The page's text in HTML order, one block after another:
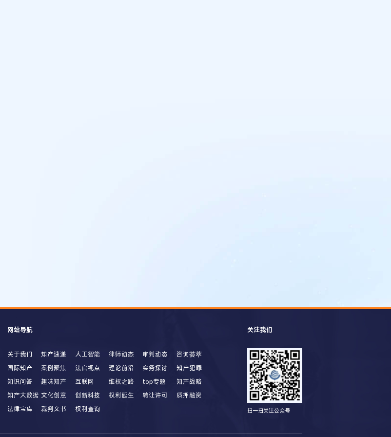
网站导航
关于我们 知产速递 人工智能 律师动态 审判动态
咨询荟萃
国际知产
案例聚焦 法官视点 理论前沿 实务探讨
知产犯罪
知识问答
趣味知产 互联网 维权之路 top专题
知产战略
知产大数据 文化创意 创新科技 权利诞生 转让许可
质押融资
法律宝库
裁判文书 权利查询
关注我们
扫一扫关注公众号